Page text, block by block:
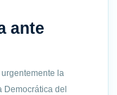
ante
la
del